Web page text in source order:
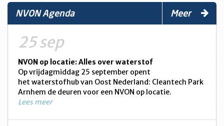
NVON Agenda Meer
25 sep
NVON op locatie: Alles over waterstof
Op vrijdagmiddag 25 september opent
het waterstofhub van Oost Nederland: Cleantech Park
Arnhem de deuren voor een NVON op locatie.
Lees meer